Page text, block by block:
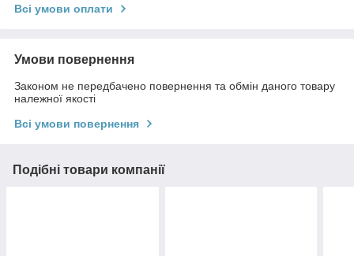
Всі умови оплати
Умови повернення
Законом не передбачено повернення та обмін даного товару
належної якості
Всі умови повернення
Подібні товари компанії